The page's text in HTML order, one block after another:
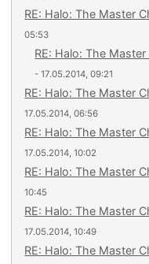
RE: Halo: The Master
05:53
RE: Halo: The
- 17.05.2014, 09:21
RE: Halo: The Master
17.05.2014, 06:56
RE: Halo: The Master
17.05.2014, 10:02
RE: Halo: The Master
10:45
RE: Halo: The Master
17.05.2014, 10:49
RE: Halo: The Master